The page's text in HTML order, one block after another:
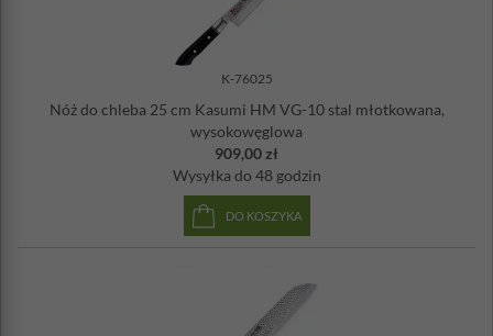
K-76025
Nóż do chleba 25 cm Kasumi HM VG-10 stal młotkowana,
wysokowęglowa
909,00 zł
Wysyłka do 48 godzin
DO KOSZYKA